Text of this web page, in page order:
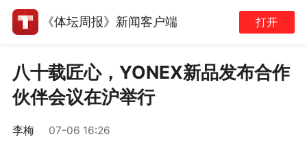
《体坛周报》新闻客户端 打开
八十载匠心，YONEX新品发布合作
伙伴会议在沪举行
李梅 07-06 16:26